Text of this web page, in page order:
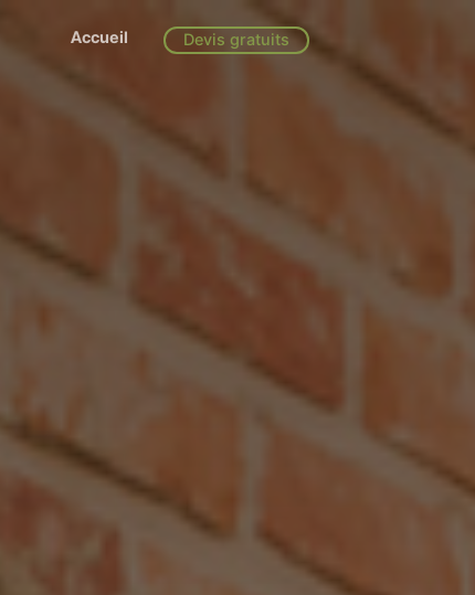
Accueil Devis gratuits